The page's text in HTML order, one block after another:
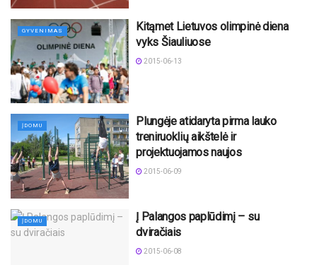
GYVENIMAS
Kitąmet Lietuvos olimpinė diena
vyks Šiauliuose
2015-06-13
ĮDOMU
Plungėje atidaryta pirma lauko
treniruoklių aikštelė ir
projektuojamos naujos
2015-06-09
ĮDOMU
Į Palangos paplūdimį – su
dviračiais
2015-06-08